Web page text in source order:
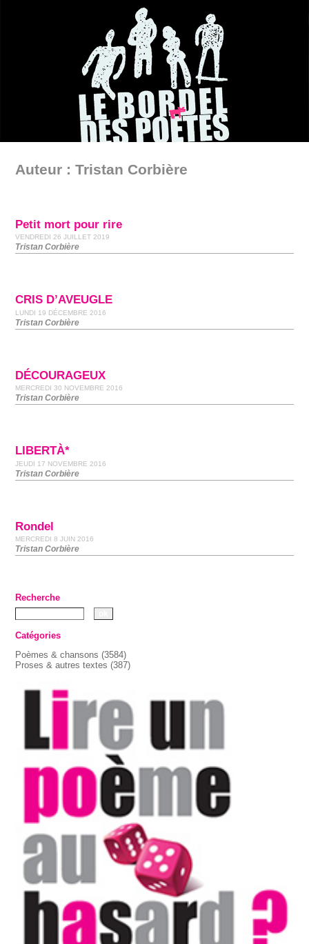
Auteur : Tristan Corbière
Petit mort pour rire
VENDREDI 26 JUILLET 2019
Tristan Corbière
CRIS D’AVEUGLE
LUNDI 19 DÉCEMBRE 2016
Tristan Corbière
DÉCOURAGEUX
MERCREDI 30 NOVEMBRE 2016
Tristan Corbière
LIBERTÀ*
JEUDI 17 NOVEMBRE 2016
Tristan Corbière
Rondel
MERCREDI 8 JUIN 2016
Tristan Corbière
Recherche
Catégories
Poèmes & chansons (3584)
Proses & autres textes (387)